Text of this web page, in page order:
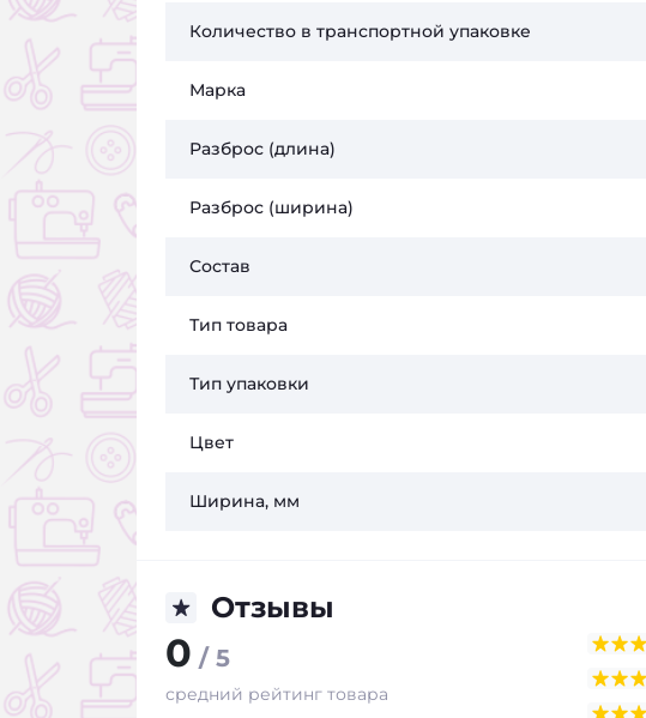
Количество в транспортной упаковке
Марка
Разброс (длина)
Разброс (ширина)
Состав
Тип товара
Тип упаковки
Цвет
Ширина, мм
Отзывы
0 / 5
средний рейтинг товара